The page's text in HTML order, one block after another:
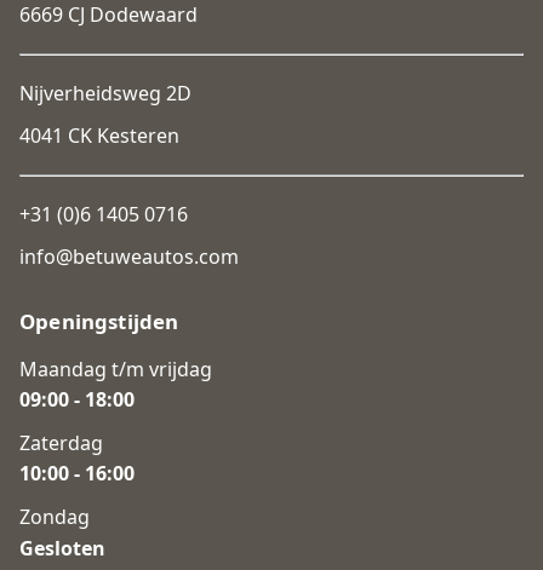
6669 CJ Dodewaard
Nijverheidsweg 2D
4041 CK Kesteren
+31 (0)6 1405 0716
info@betuweautos.com
Openingstijden
Maandag t/m vrijdag
09:00 - 18:00
Zaterdag
10:00 - 16:00
Zondag
Gesloten